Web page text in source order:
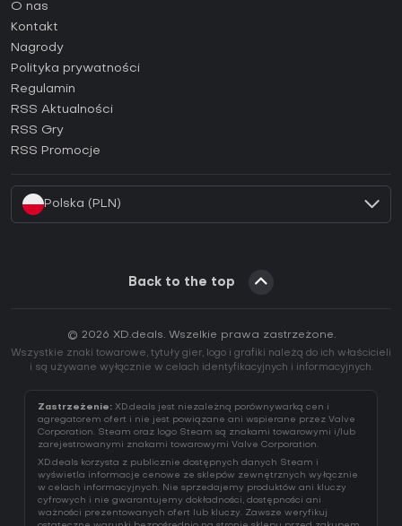
Poradniki
Jak aktywować klucz Steam (CD Key)?
Jak aktywować klucz Epic Games (CD Key)?
Jak aktywować klucz GOG (CD Key)?
Jak aktywować klucz Ubisoft Connect (CD Key)?
O nas
Kontakt
Nagrody
Polityka prywatności
Regulamin
RSS Aktualności
RSS Gry
RSS Promocje
Polska (PLN)
Back to the top
© 2026 XD.deals. Wszelkie prawa zastrzeżone.
Wszystkie znaki towarowe, tytuły gier, logo i grafiki należą do ich właścicieli
i są używane wyłącznie w celach identyfikacyjnych i informacyjnych.
Zastrzeżenie: XD.deals jest niezależną porównywarką cen i
agregatorem ofert i nie jest powiązane ani wspierane przez Valve
Corporation. Steam oraz logo Steam są znakami towarowymi i/lub
zarejestrowanymi znakami towarowymi Valve Corporation.
XD.deals korzysta z publicznie dostępnych danych Steam i
wyświetla informacje cenowe ze sklepów zewnętrznych wyłącznie
w celach informacyjnych. Nie sprzedajemy produktów ani kluczy
cyfrowych i nie gwarantujemy dokładności, dostępności ani
ważności prezentowanych ofert lub kluczy. Zawsze weryfikuj